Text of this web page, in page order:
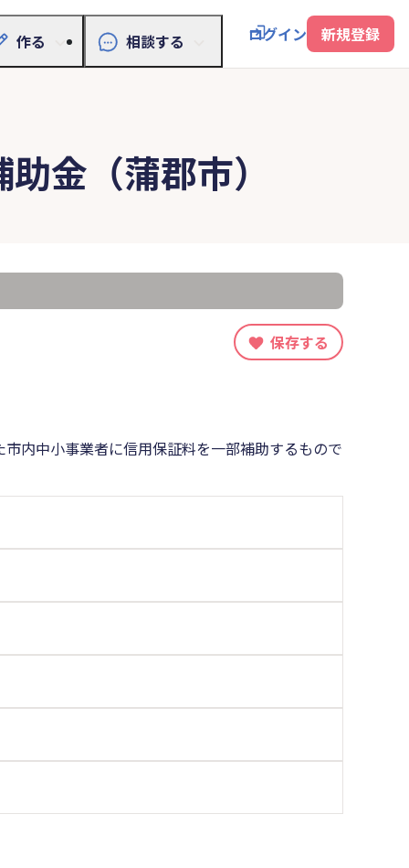
作る 相談する ログイン 新規登録
金（蒲郡市）
保存する
内中小事業者に信用保証料を一部補助するもので